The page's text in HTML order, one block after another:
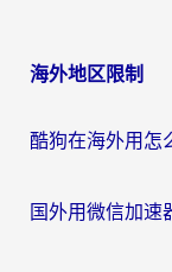
海外地区限制